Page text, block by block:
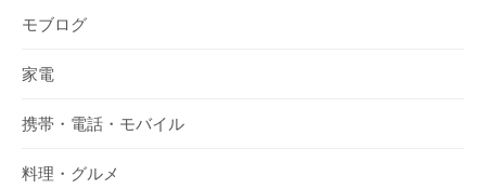
モブログ
家電
携帯・電話・モバイル
料理・グルメ